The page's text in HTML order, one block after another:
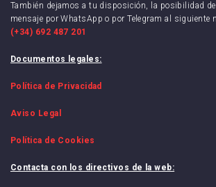
También dejamos a tu disposición, la posibilidad
mensaje por WhatsApp o por Telegram al siguiente
(+34) 692 487 201
Documentos legales:
Política de Privacidad
Aviso Legal
Política de Cookies
Contacta con los directivos de la web: